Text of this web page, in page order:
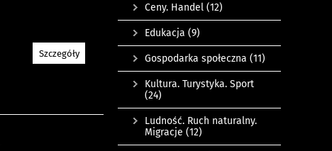
Szczegóły
Ceny. Handel (12)
Edukacja (9)
Gospodarka społeczna (11)
Kultura. Turystyka. Sport
(24)
Ludność. Ruch naturalny.
Migracje (12)